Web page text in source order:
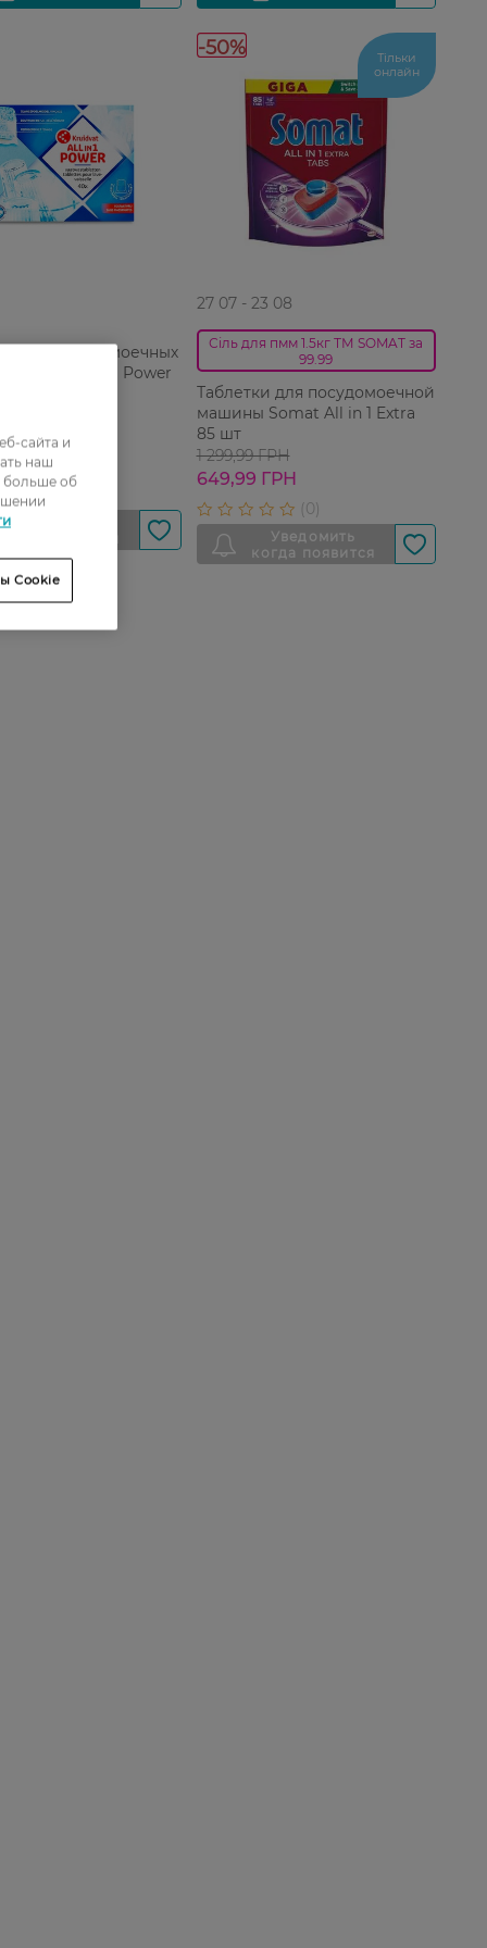
для посудомоечных
All in 1 Power
-50%
Тільки
онлайн
27 07 - 23 08
Сіль для пмм 1.5кг ТМ SOMAT за
99.99
Таблетки для посудомоечной
машины Somat All in 1 Extra
85 шт
1 299,99 ГРН
649,99 ГРН
сайта и
наш
больше об
Cookie